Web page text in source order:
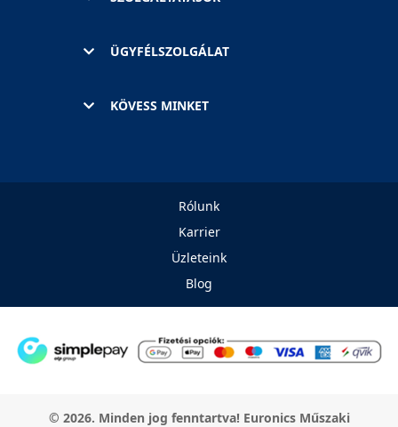
ÜGYFÉLSZOLGÁLAT
KÖVESS MINKET
Rólunk
Karrier
Üzleteink
Blog
© 2026. Minden jog fenntartva! Euronics Műszaki